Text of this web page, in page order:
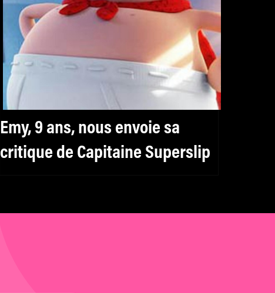
Emy, 9 ans, nous envoie sa
critique de Capitaine Superslip